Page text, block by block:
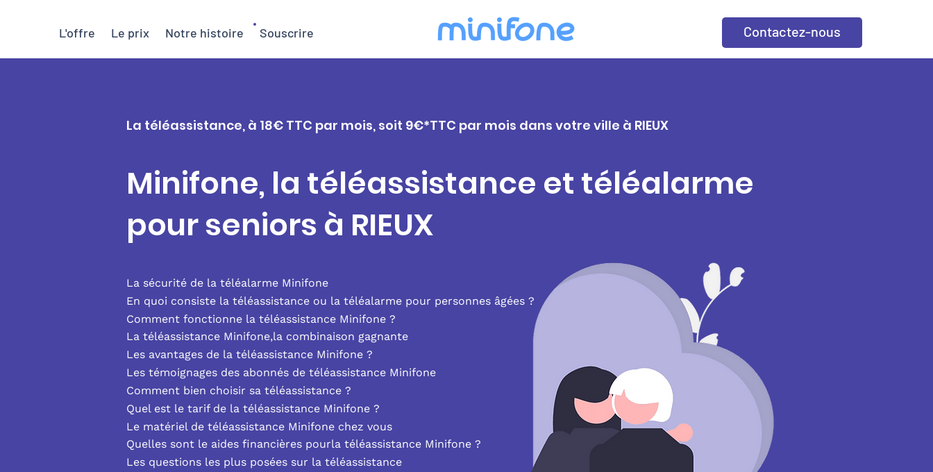
L'offre Le prix Notre histoire Souscrire Contactez-nous
La téléassistance, à 18€ TTC par mois, soit 9€*TTC par mois dans votre ville à RIEUX
Minifone, la téléassistance et téléalarme
pour seniors à RIEUX
La sécurité de la téléalarme Minifone
En quoi consiste la téléassistance ou la téléalarme pour personnes âgées ?
Comment fonctionne la téléassistance Minifone ?
La téléassistance Minifone,la combinaison gagnante
Les avantages de la téléassistance Minifone ?
Les témoignages des abonnés de téléassistance Minifone
Comment bien choisir sa téléassistance ?
Quel est le tarif de la téléassistance Minifone ?
Le matériel de téléassistance Minifone chez vous
Quelles sont le aides financières pourla téléassistance Minifone ?
Les questions les plus posées sur la téléassistance